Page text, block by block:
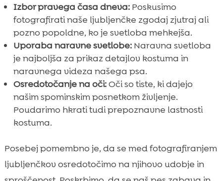
Izbor pravega časa dneva:Poskusimo
fotografirati naše ljubljenčke zgodaj zjutraj ali
pozno popoldne, ko je svetloba mehkejša.
Uporaba naravne svetlobe:Naravna svetloba
je najboljša za prikaz detajlov kostuma in
naravnega videza našega psa.
Osredotočanje na oči:Oči so tiste, ki dajejo
našim spominskim posnetkom življenje.
Poudarimo hkrati tudi prepoznavne lastnosti
kostuma.
Posebej pomembno je, da se med fotografiranjem
ljubljenčkov osredotočimo na njihovo udobje in